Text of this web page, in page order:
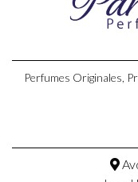
Perfumes Originales,